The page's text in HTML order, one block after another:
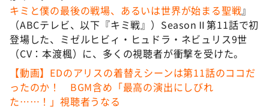
ザキ山小屋本館
ぺこぱのまるスポ
アナ回覧板
キミと僕の最後の戦場、あるいは世界が始まる聖戦』
（ABCテレビ、以下『キミ戦』）SeasonⅡ第11話で初
登場した、ミゼルヒビィ・ヒュドラ・ネビュリス9世
（CV：本渡楓）に、多くの視聴者が衝撃を受けた。
【動画】EDのアリスの着替えシーンは第11話のココだ
ったのか！ BGM含め「最高の演出にしびれ
た……！」視聴者うなる